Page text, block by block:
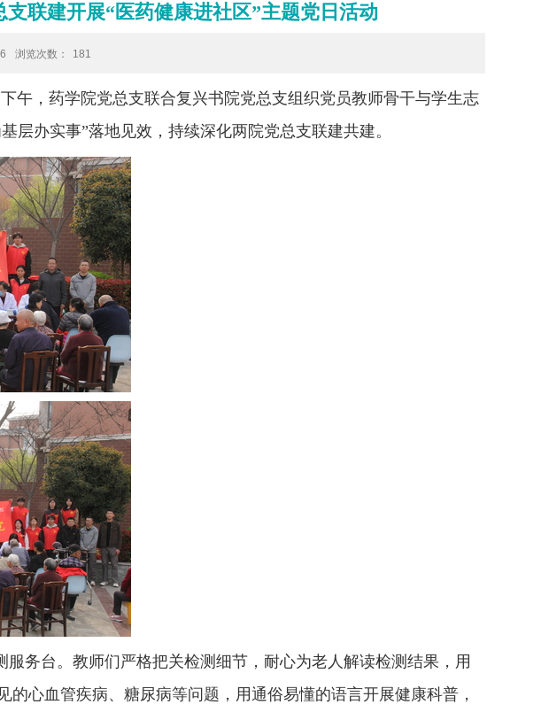
联建开展“医药健康进社区”主题党日活动
浏览次数： 181
午，药学院党总支联合复兴书院党总支组织党员教师骨干与学生志
层办实事”落地见效，持续深化两院党总支联建共建。
务台。教师们严格把关检测细节，耐心为老人解读检测结果，用
心血管疾病、糖尿病等问题，用通俗易懂的语言开展健康科普，